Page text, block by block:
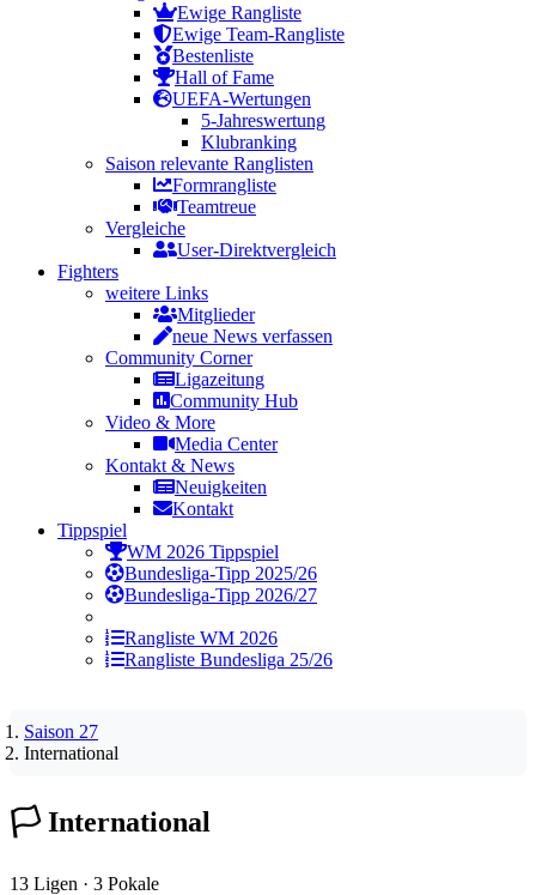
Ewige Rangliste
Ewige Team-Rangliste
Bestenliste
Hall of Fame
UEFA-Wertungen
5-Jahreswertung
Klubranking
Saison relevante Ranglisten
Formrangliste
Teamtreue
Vergleiche
User-Direktvergleich
Fighters
weitere Links
Mitglieder
neue News verfassen
Community Corner
Ligazeitung
Community Hub
Video & More
Media Center
Kontakt & News
Neuigkeiten
Kontakt
Tippspiel
WM 2026 Tippspiel
Bundesliga-Tipp 2025/26
Bundesliga-Tipp 2026/27
Rangliste WM 2026
Rangliste Bundesliga 25/26
Saison 27
International
🏳️ International
13 Ligen · 3 Pokale